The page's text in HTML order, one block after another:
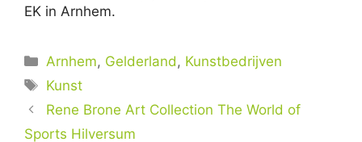
EK in Arnhem.
Categorieën
Arnhem, Gelderland , Kunstbedrijven
Tags
Kunst
Rene Brone Art Collection The World of
Sports Hilversum